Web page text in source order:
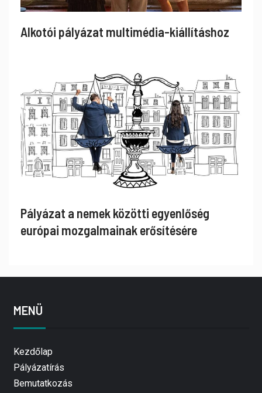
Alkotói pályázat multimédia-kiállításhoz
Pályázat a nemek közötti egyenlőség
európai mozgalmainak erősítésére
MENÜ
Kezdőlap
Pályázatírás
Bemutatkozás